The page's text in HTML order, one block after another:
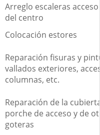
Arreglo escaleras
del centro
Colocación estores
Reparación fisuras y
vallados exteriores,
columnas, etc.
Reparación de la
porche de acceso y de
goteras